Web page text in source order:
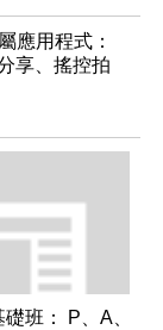
應用程式：
享、搖控拍
班： P、A、